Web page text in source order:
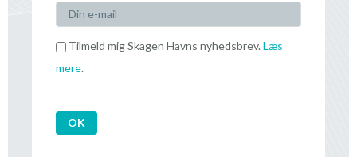
Tilmeld mig Skagen Havns nyhedsbrev. Læs
mere.